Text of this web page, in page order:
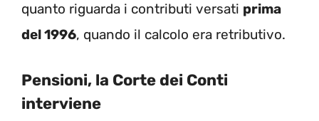
quanto riguarda i contributi versati prima
del 1996, quando il calcolo era retributivo.
Pensioni, la Corte dei Conti
interviene